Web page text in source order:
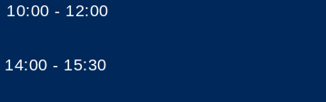
- 12:00
- 15:30